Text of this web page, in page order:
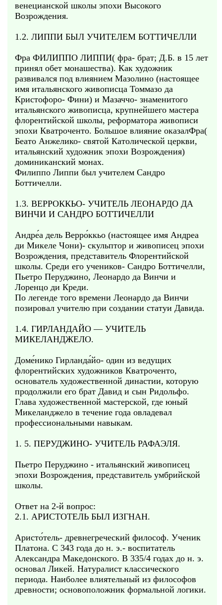
венецианской школы эпохи Высокого
Возрождения.
1.2. ЛИППИ БЫЛ УЧИТЕЛЕМ БОТТИЧЕЛЛИ
Фра ФИЛИППО ЛИППИ( фра- брат; Д.Б. в 15 лет
принял обет монашества). Как художник
развивался под влиянием Мазолино (настоящее
имя итальянского живописца Томмазо да
Кристофоро- Фини) и Мазаччо- знаменитого
итальянского живописца, крупнейшего мастера
флорентийской школы, реформатора живописи
эпохи Кватроченто. Большое влияние оказалФра(
Беато Анжелико- святой Католической церкви,
итальянский художник эпохи Возрождения)
доминиканский монах.
Филиппо Липпи был учителем Сандро
Боттичелли.
1.3. ВЕРРОККЬО- УЧИТЕЛЬ ЛЕОНАРДО ДА
ВИНЧИ И САНДРО БОТТИЧЕЛЛИ
Андре́а дель Верро́ккьо (настоящее имя Андреа
ди Микеле Чони)- скульптор и живописец эпохи
Возрождения, представитель Флорентийской
школы. Среди его учеников- Сандро Боттичелли,
Пьетро Перуджино, Леонардо да Винчи и
Лоренцо ди Креди.
По легенде того времени Леонардо да Винчи
позировал учителю при создании статуи Давида.
1.4. ГИРЛАНДАЙО — УЧИТЕЛЬ
МИКЕЛАНДЖЕЛО.
Доме́нико Гирланда́йо- один из ведущих
флорентийских художников Кватроченто,
основатель художественной династии, которую
продолжили его брат Давид и сын Ридольфо.
Глава художественной мастерской, где юный
Микеланджело в течение года овладевал
профессиональными навыкам.
1. 5. ПЕРУДЖИНО- УЧИТЕЛЬ РАФАЭЛЯ.
Пьетро Перуджино - итальянский живописец
эпохи Возрождения, представитель умбрийской
школы.
Ответ на 2-й вопрос:
2.1. АРИСТОТЕЛЬ БЫЛ ИЗГНАН.
Аристо́тель- древнегреческий философ. Ученик
Платона. С 343 года до н. э.- воспитатель
Александра Македонского. В 335/4 годах до н. э.
основал Ликей. Натуралист классического
периода. Наиболее влиятельный из философов
древности; основоположник формальной логики.